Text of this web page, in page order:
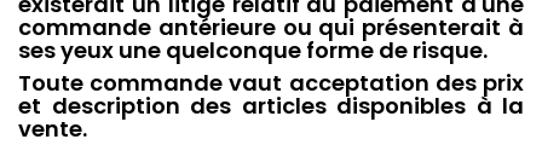
commande antérieure ou qui présenterait à
ses yeux une quelconque forme de risque.
Toute commande vaut acceptation des prix
et description des articles disponibles à la
vente.